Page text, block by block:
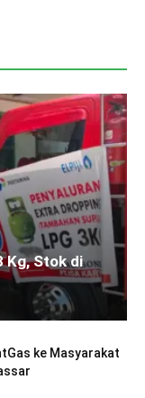
Kg, Stok di
ke Masyarakat